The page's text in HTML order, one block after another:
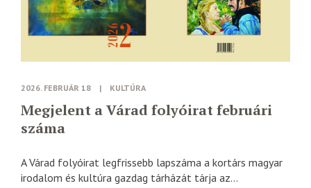
2026. FEBRUÁR 18 | KULTÚRA
Megjelent a Várad folyóirat februári
száma
A Várad folyóirat legfrissebb lapszáma a kortárs magyar
irodalom és kultúra gazdag tárházát tárja az...